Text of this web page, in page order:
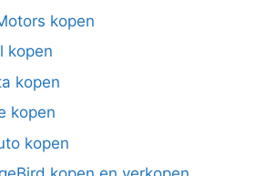
kopen
kopen
kopen
kopen
kopen